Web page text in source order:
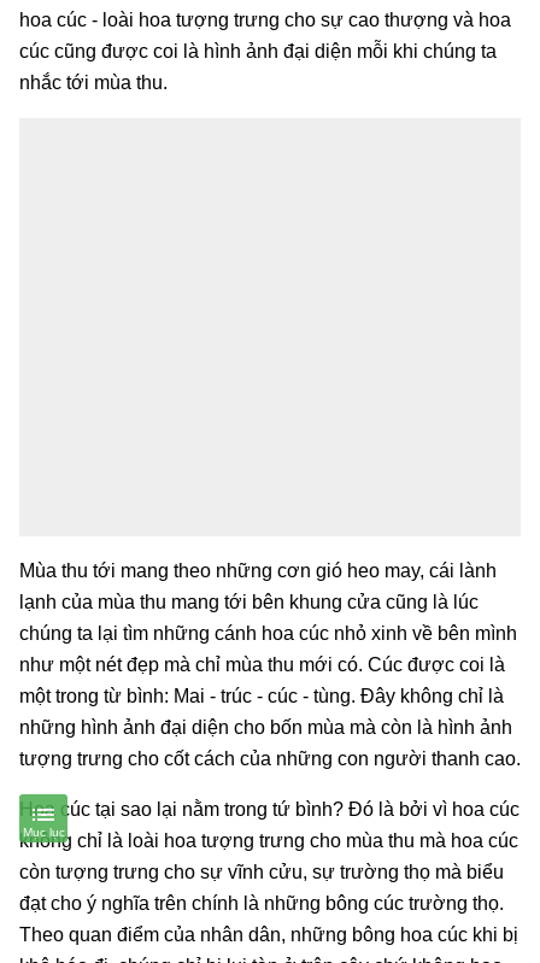
hoa cúc - loài hoa tượng trưng cho sự cao thượng và hoa
cúc cũng được coi là hình ảnh đại diện mỗi khi chúng ta
nhắc tới mùa thu.
Mùa thu tới mang theo những cơn gió heo may, cái lành
lạnh của mùa thu mang tới bên khung cửa cũng là lúc
chúng ta lại tìm những cánh hoa cúc nhỏ xinh về bên mình
như một nét đẹp mà chỉ mùa thu mới có. Cúc được coi là
một trong từ bình: Mai - trúc - cúc - tùng. Đây không chỉ là
những hình ảnh đại diện cho bốn mùa mà còn là hình ảnh
tượng trưng cho cốt cách của những con người thanh cao.
Hoa cúc tại sao lại nằm trong tứ bình? Đó là bởi vì hoa cúc
không chỉ là loài hoa tượng trưng cho mùa thu mà hoa cúc
còn tượng trưng cho sự vĩnh cửu, sự trường thọ mà biểu
đạt cho ý nghĩa trên chính là những bông cúc trường thọ.
Theo quan điểm của nhân dân, những bông hoa cúc khi bị